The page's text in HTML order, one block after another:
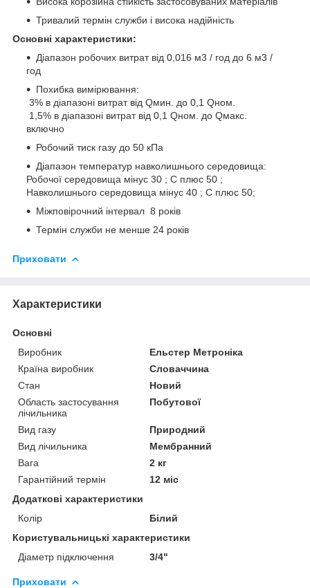
Тривалий термін служби і висока надійність
Основні характеристики:
Діапазон робочих витрат від 0,016 м3 / год до 6 м3 /
год
Похибка вимірювання:
3% в діапазоні витрат від Qмин. до 0,1 Qном.
1,5% в діапазоні витрат від 0,1 Qном. до Qмакс.
включно
Робочий тиск газу до 50 кПа
Діапазон температур навколишнього середовища:
Робочої середовища мінус 30 ; С плюс 50 ;
Навколишнього середовища мінус 40 ; С плюс 50;
Міжповірочний інтервал 8 років
Термін служби не менше 24 років
Приховати
Характеристики
Основні
Виробник
Ельстер Метроніка
Країна виробник
Словаччина
Стан
Новий
Область застосування
лічильника
Побутової
Вид газу
Природний
Вид лічильника
Мембранний
Вага
2 кг
Гарантійний термін
12 міс
Додаткові характеристики
Колір
Білий
Користувальницькі характеристики
Діаметр підключення
3/4"
Приховати